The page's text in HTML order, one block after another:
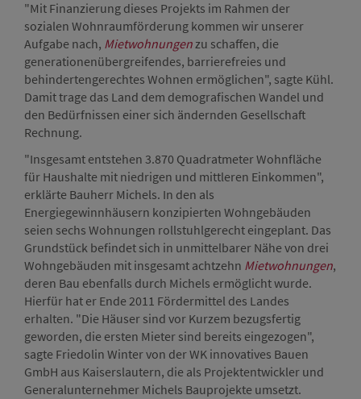
"Mit Finanzierung dieses Projekts im Rahmen der
sozialen Wohnraumförderung kommen wir unserer
Aufgabe nach, Mietwohnungenzu schaffen, die
generationenübergreifendes, barrierefreies und
behindertengerechtes Wohnen ermöglichen", sagte Kühl.
Damit trage das Land dem demografischen Wandel und
den Bedürfnissen einer sich ändernden Gesellschaft
Rechnung.
"Insgesamt entstehen 3.870 Quadratmeter Wohnfläche
für Haushalte mit niedrigen und mittleren Einkommen",
erklärte Bauherr Michels. In den als
Energiegewinnhäusern konzipierten Wohngebäuden
seien sechs Wohnungen rollstuhlgerecht eingeplant. Das
Grundstück befindet sich in unmittelbarer Nähe von drei
Wohngebäuden mit insgesamt achtzehn Mietwohnungen,
deren Bau ebenfalls durch Michels ermöglicht wurde.
Hierfür hat er Ende 2011 Fördermittel des Landes
erhalten. "Die Häuser sind vor Kurzem bezugsfertig
geworden, die ersten Mieter sind bereits eingezogen",
sagte Friedolin Winter von der WK innovatives Bauen
GmbH aus Kaiserslautern, die als Projektentwickler und
Generalunternehmer Michels Bauprojekte umsetzt.